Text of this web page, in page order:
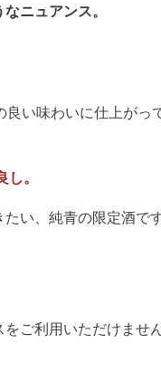
ニュアンス。
い味わいに仕上がっ
。
い、純青の限定酒です
ご利用いただけませ